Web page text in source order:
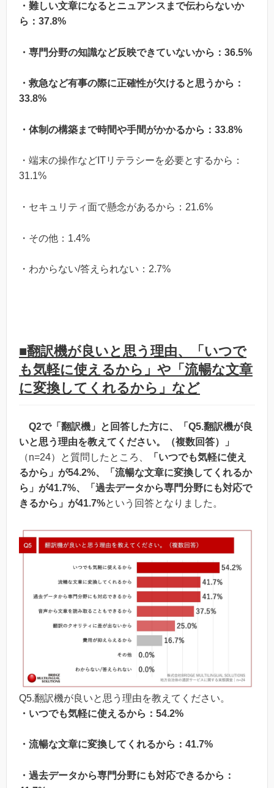
・難しい文章になるとニュアンスまで伝わらないか
ら：37.8%
・専門分野の知識など反映できていないから：36.5%
・救急など有事の際に正確性が欠けると思うから：
33.8%
・体制の構築まで時間や手間がかかるから：33.8%
・端末の操作などITリテラシーを必要とするから：
31.1%
・セキュリティ面で懸念があるから：21.6%
・その他：1.4%
・わからない/答えられない：2.7%
■翻訳機が良いと思う理由、「いつで
も気軽に使えるから」や「流暢な文章
に変換してくれるから」など
Q2で「翻訳機」と回答した方に、「Q5.翻訳機が良
いと思う理由を教えてください。（複数回答）」
（n=24）と質問したところ、
「いつでも気軽に使え
るから」が54.2%、「流暢な文章に変換してくれるか
ら」が41.7%、「過去データから専門分野にも対応で
きるから」が41.7%という回答となりました。
Q5.翻訳機が良いと思う理由を教えてください。
・いつでも気軽に使えるから：54.2%
・流暢な文章に変換してくれるから：41.7%
・過去データから専門分野にも対応できるから：